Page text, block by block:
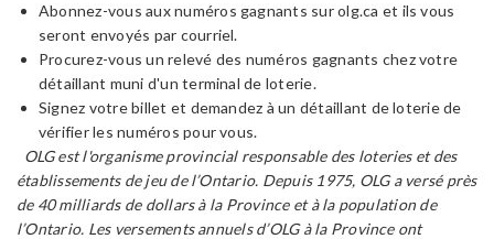
Abonnez-vous aux numéros gagnants sur olg.ca et ils vous
seront envoyés par courriel.
Procurez-vous un relevé des numéros gagnants chez votre
détaillant muni d'un terminal de loterie.
Signez votre billet et demandez à un détaillant de loterie de
vérifier les numéros pour vous.
OLG est l'organisme provincial responsable des loteries et des
établissements de jeu de l’Ontario. Depuis 1975, OLG a versé près
de 40 milliards de dollars à la Province et à la population de
l’Ontario. Les versements annuels d’OLG à la Province ont